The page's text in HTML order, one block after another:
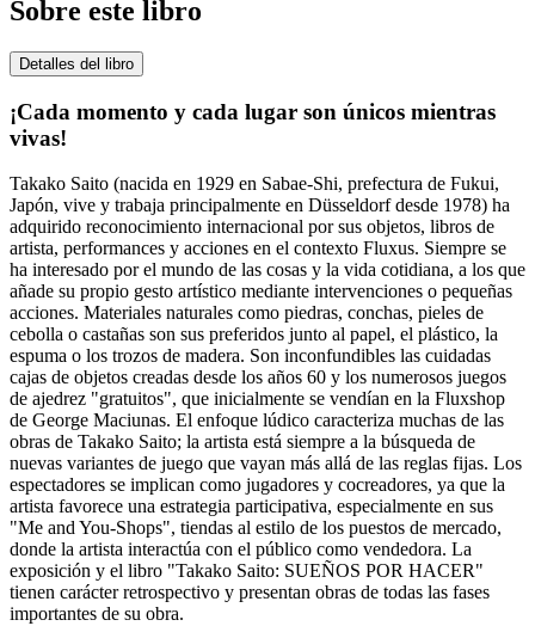
Sobre este libro
Detalles del libro
¡Cada momento y cada lugar son únicos mientras
vivas!
Takako Saito (nacida en 1929 en Sabae-Shi, prefectura de Fukui,
Japón, vive y trabaja principalmente en Düsseldorf desde 1978) ha
adquirido reconocimiento internacional por sus objetos, libros de
artista, performances y acciones en el contexto Fluxus. Siempre se
ha interesado por el mundo de las cosas y la vida cotidiana, a los que
añade su propio gesto artístico mediante intervenciones o pequeñas
acciones. Materiales naturales como piedras, conchas, pieles de
cebolla o castañas son sus preferidos junto al papel, el plástico, la
espuma o los trozos de madera. Son inconfundibles las cuidadas
cajas de objetos creadas desde los años 60 y los numerosos juegos
de ajedrez "gratuitos", que inicialmente se vendían en la Fluxshop
de George Maciunas. El enfoque lúdico caracteriza muchas de las
obras de Takako Saito; la artista está siempre a la búsqueda de
nuevas variantes de juego que vayan más allá de las reglas fijas. Los
espectadores se implican como jugadores y cocreadores, ya que la
artista favorece una estrategia participativa, especialmente en sus
"Me and You-Shops", tiendas al estilo de los puestos de mercado,
donde la artista interactúa con el público como vendedora. La
exposición y el libro "Takako Saito: SUEÑOS POR HACER"
tienen carácter retrospectivo y presentan obras de todas las fases
importantes de su obra.